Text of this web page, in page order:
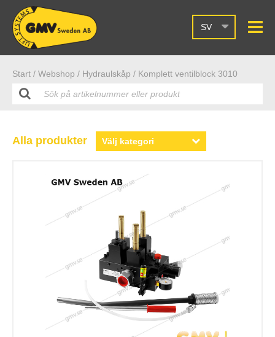
SV
Start / Webshop / Hydraulskåp / Komplett ventilblock 3010
Alla produkter